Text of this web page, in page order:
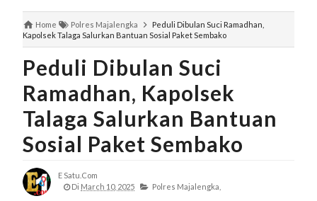
Home Polres Majalengka
Peduli Dibulan Suci Ramadhan,
Kapolsek Talaga Salurkan Bantuan Sosial Paket Sembako
Peduli Dibulan Suci
Ramadhan, Kapolsek
Talaga Salurkan Bantuan
Sosial Paket Sembako
E Satu.com
Di March 10, 2025 Polres Majalengka,